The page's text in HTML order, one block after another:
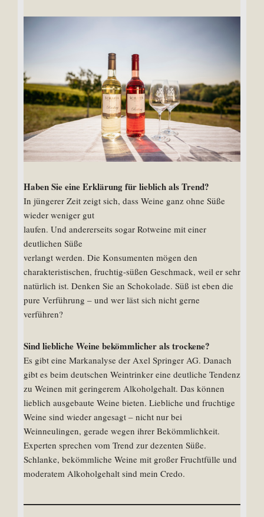
Haben Sie eine Erklärung für lieblich als Trend?
In jüngerer Zeit zeigt sich, dass Weine ganz ohne Süße
wieder weniger gut
laufen. Und andererseits sogar Rotweine mit einer
deutlichen Süße
verlangt werden. Die Konsumenten mögen den
charakteristischen, fruchtig-süßen Geschmack, weil er sehr
natürlich ist. Denken Sie an Schokolade. Süß ist eben die
pure Verführung – und wer läst sich nicht gerne
verführen?
Sind liebliche Weine bekömmlicher als trockene?
Es gibt eine Markanalyse der Axel Springer AG. Danach
gibt es beim deutschen Weintrinker eine deutliche Tendenz
zu Weinen mit geringerem Alkoholgehalt. Das können
lieblich ausgebaute Weine bieten. Liebliche und fruchtige
Weine sind wieder angesagt – nicht nur bei
Weinneulingen, gerade wegen ihrer Bekömmlichkeit.
Experten sprechen vom Trend zur dezenten Süße.
Schlanke, bekömmliche Weine mit großer Fruchtfülle und
moderatem Alkoholgehalt sind mein Credo.